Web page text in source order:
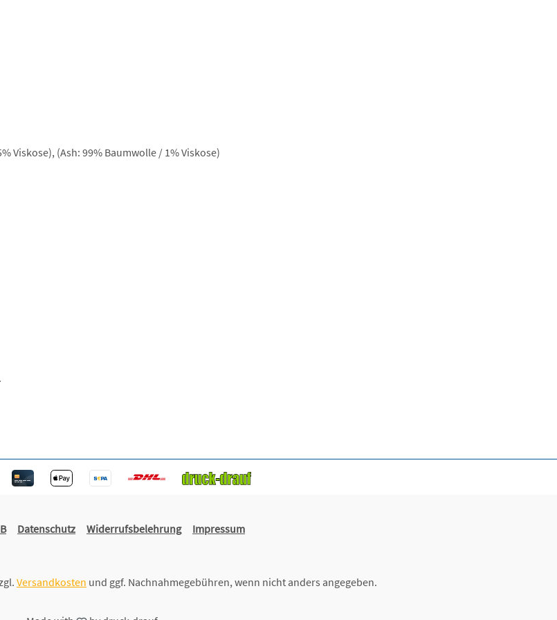
Viskose), (Ash: 99% Baumwolle / 1% Viskose)
Datenschutz Widerrufsbelehrung Impressum
Versandkosten und ggf. Nachnahmegebühren, wenn nicht anders angegeben.